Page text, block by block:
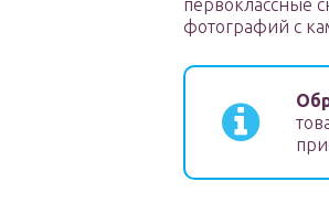
первоклассные
фотографий с